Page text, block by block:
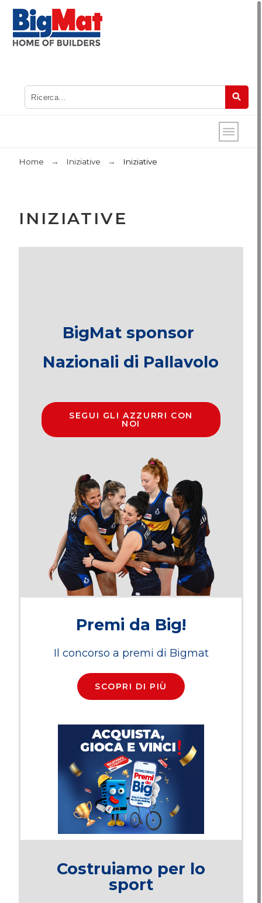
Home Iniziative Iniziative
INIZIATIVE
BigMat sponsor
Nazionali di Pallavolo
SEGUI GLI AZZURRI CON
NOI
Premi da Big!
Il concorso a premi di Bigmat
SCOPRI DI PIÙ
Costruiamo per lo
sport